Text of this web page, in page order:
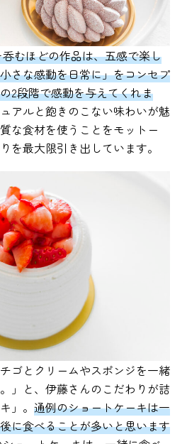
むほどの作品は、五感で楽し
さな感動を日常に」をコンセプ
2段階で感動を与えてくれま
アルと飽きのこない味わいが魅
な食材を使うことをモットー
を最大限引き出しています。
ゴとクリームやスポンジを一緒
」と、伊藤さんのこだわりが詰
」。 通例のショートケーキは一
に食べることが多いと思います